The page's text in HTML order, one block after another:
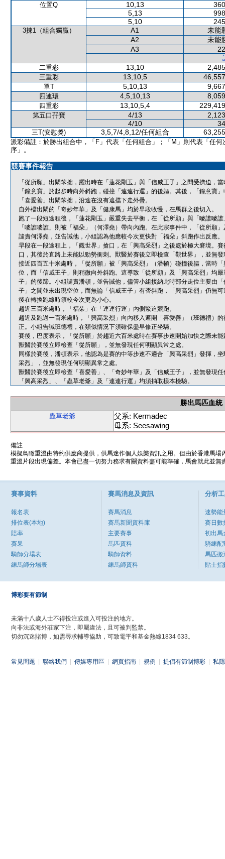
位置Q 10,13
5,13
5,10
3揀1（組合獨贏） A1
未能
A2
未能
A3
二重彩
13,10
三重彩 13,10,5
單T 5,10,13
四連環 4,5,10,13
四重彩 13,10,5,4
第五口孖寶 4/13
4/10
三T(安慰獎) 3,5,7/4,8,12/任何組合
派彩備註：於勝出組合中，「F」代表「任何組合」；「M」則代表「任何
序」。
競賽事件報告
「從所願」出閘笨拙，躍出時在「蓮花剛玉」與「信威王子」之間受擠迫，
「鐘意寶」於起步時向外斜跑，碰撞「連連行運」的後軀。其後，「鐘意寶
「喜愛善」出閘笨拙，沿途在沒有遮擋下走外疊。
自外檔出閘的「奇妙年華」及「健康馬」均於早段收慢，在馬群之後切入。
跑了一段短途程後，「蓮花剛玉」嚴重失去平衡，在「從所願」與「嘜誰嘜
「嘜誰嘜誰」則被「福朵」（何澤堯）帶向內跑。在此宗事件中，「從所願
譴責何澤堯，並告誡他，小組認為他應較今次更快對「福朵」斜跑作出反應。
早段在一段途程上，「觀世界」搶口，在「興高采烈」之後處於極大窘境。
口，其後於直路上未能以勁勢衝刺。獸醫於賽後立即檢查「觀世界」，並無
接近四百五十米處時，「從所願」被「興高采烈」（潘頓）碰撞後軀，當時
位，而「信威王子」則稍微向外斜跑。這導致「從所願」及「興高采烈」均
子」的後蹄。小組譴責潘頓，並告誡他，儘管小組接納此時部分走位主要由
子」之間並未出現空位，而無論「信威王子」有否斜跑，「興高采烈」仍無
後在轉換跑線時須較今次更為小心。
趨近三百米處時，「福朵」在「連連行運」內側緊迫競跑。
趨近及跑過一百米處時，「興高采烈」向內移入避開「喜愛善」（班德禮）
正。小組告誡班德禮，在類似情況下須確保盡早修正坐騎。
賽後，巴度表示，「從所願」於趨近六百米處時在賽事步速開始加快之際未
獸醫於賽後立即檢查「從所願」，並無發現任何明顯異常之處。
同樣於賽後，潘頓表示，他認為是賽的中等步速不適合「興高采烈」發揮，
采烈」，並無發現任何明顯異常之處。
獸醫於賽後立即檢查「喜愛善」、「奇妙年華」及「信威王子」，並無發現
「興高采烈」、「蟲草老爺」及「連連行運」均須抽取樣本檢驗。
勝出馬匹血統
蟲草老爺
父系: Kermadec
母系: Seesawing
備註
模擬鳥瞰重溫由特約供應商提供，供馬迷作個人娛樂資訊之用。但由於香港馬
重溫片段出現偏差。本會已盡一切努力務求有關資料盡可能準確，馬會就此並
賽事資料
報名表
排位表(本地)
賠率
賽果
騎師分場表
練馬師分場表
賽馬消息及資訊
賽馬消息
賽馬新聞資料庫
主要賽事
馬匹資料
騎師資料
練馬師資料
分析
速勢能
賽日數
初出馬
騎練配
馬匹搬
貼士指
博彩要有節制
未滿十八歲人士不得投注或進入可投注的地方。
向非法或海外莊家下注，即屬違法，且可被判監禁。
切勿沉迷賭博，如需尋求輔導協助，可致電平和基金熱線1834 633。
常見問題 聯絡我們 傳媒專用區 網頁指南 規例 提倡有節制博彩 私